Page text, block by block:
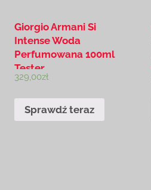
Giorgio Armani Si
Intense Woda
Perfumowana 100ml
Tester
329,00zł
Sprawdź teraz